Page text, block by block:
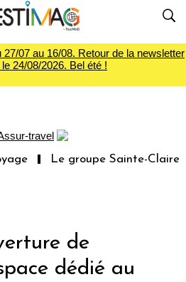
07 au 16/08. Retour de la newsletter
24/08/2026. Bel été !
Le groupe Sainte-Claire
de
dédié au